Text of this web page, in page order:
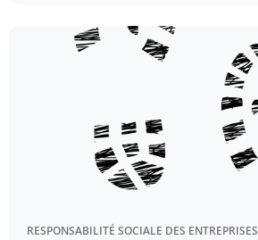
RESPONSABILITÉ SOCIALE DES ENTREPRISES